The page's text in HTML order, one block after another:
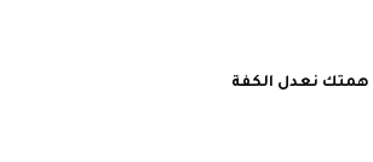
همتك نعدل الكفة